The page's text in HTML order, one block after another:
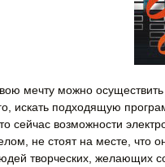
мечту можно
искать подходящую
сейчас возможности
не стоят на месте, что
творческих, желающих